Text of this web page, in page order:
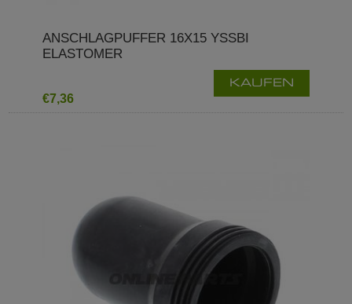
ANSCHLAGPUFFER 16X15 YSSBI
ELASTOMER
€7,36
KAUFEN